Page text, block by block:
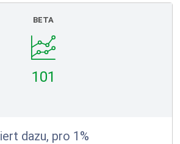
BETA
101
dazu, pro 1%